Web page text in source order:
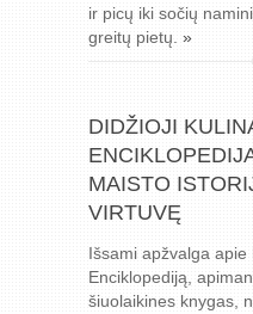
ir picų iki sočių
greitų pietų. »
DIDŽIOJI
MAISTO
VIRTUVĘ
Išsami apžvalga
Enciklopediją,
šiuolaikines knygas,